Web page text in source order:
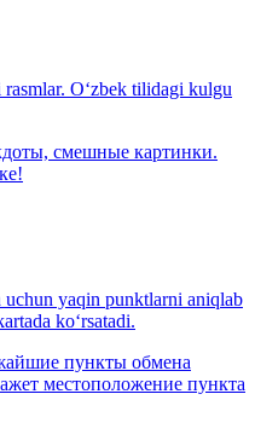
O‘zbek tilidagi kulgu
смешные картинки.
yaqin punktlarni aniqlab
ko‘rsatadi.
пункты обмена
местоположение пункта